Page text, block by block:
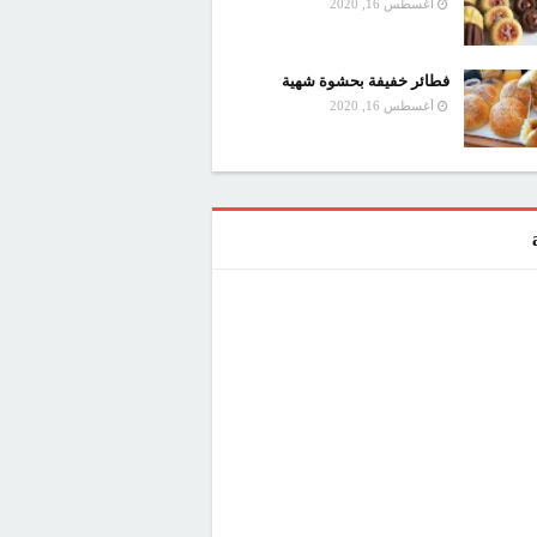
أغسطس 16, 2020
فطائر خفيفة بحشوة شهية
أغسطس 16, 2020